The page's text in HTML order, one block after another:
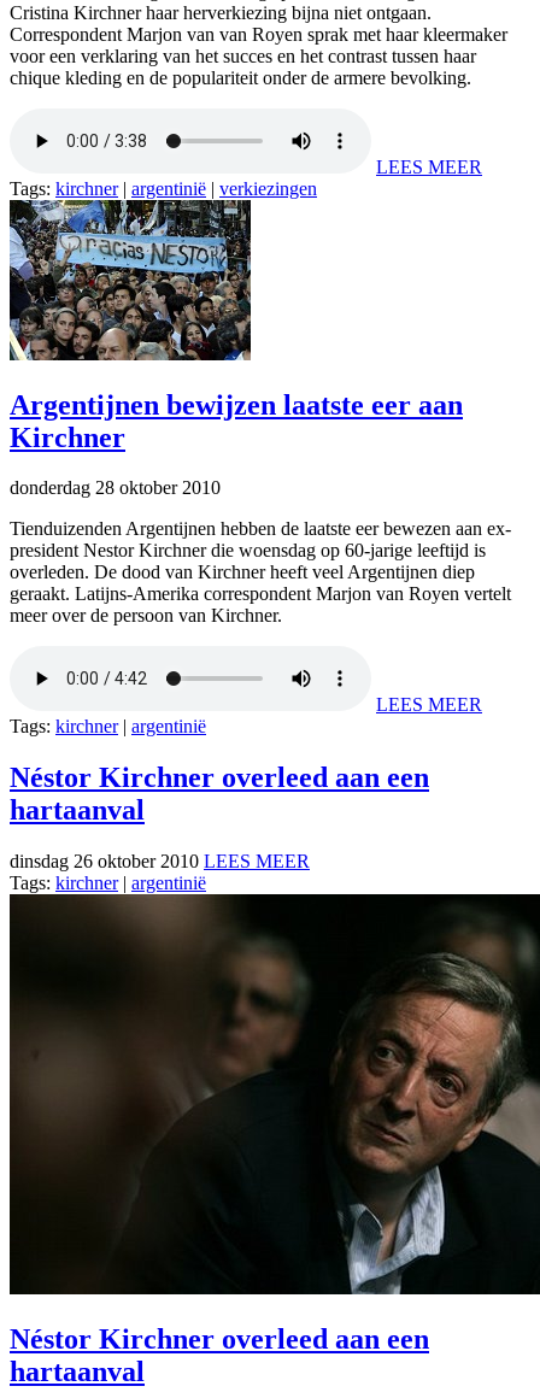
Cristina Kirchner haar herverkiezing bijna niet ontgaan.
Correspondent Marjon van van Royen sprak met haar kleermaker
voor een verklaring van het succes en het contrast tussen haar
chique kleding en de populariteit onder de armere bevolking.
LEES MEER
Tags: kirchner| argentinië | verkiezingen
Argentijnen bewijzen laatste eer aan
Kirchner
donderdag 28 oktober 2010
Tienduizenden Argentijnen hebben de laatste eer bewezen aan ex-
president Nestor Kirchner die woensdag op 60-jarige leeftijd is
overleden. De dood van Kirchner heeft veel Argentijnen diep
geraakt. Latijns-Amerika correspondent Marjon van Royen vertelt
meer over de persoon van Kirchner.
LEES MEER
Tags: kirchner| argentinië
Néstor Kirchner overleed aan een
hartaanval
dinsdag 26 oktober 2010 LEES MEER
Tags: kirchner| argentinië
Néstor Kirchner overleed aan een
hartaanval